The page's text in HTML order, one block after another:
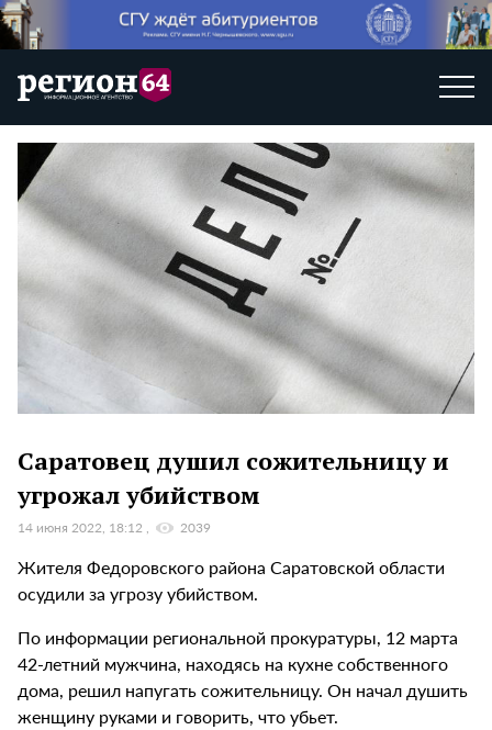
Саратовец душил сожительницу и
угрожал убийством
14 июня 2022, 18:12 2039
Жителя Федоровского района Саратовской области
осудили за угрозу убийством.
По информации региональной прокуратуры, 12 марта
42-летний мужчина, находясь на кухне собственного
дома, решил напугать сожительницу. Он начал душить
женщину руками и говорить, что убьет.